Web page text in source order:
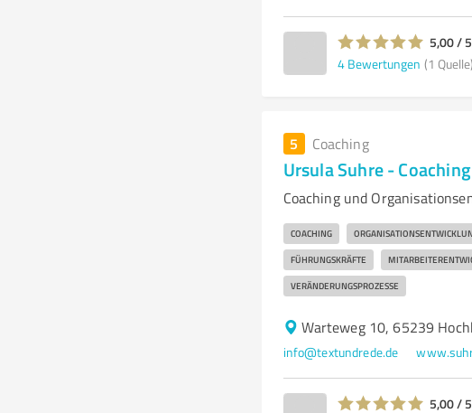
5,00 /
4 Bewertungen (1 Quelle)
5 Coaching
Ursula Suhre -
Coaching und
COACHING
FÜHRUNGSKRÄFTE
VERÄNDERUNGSPROZESSE
Warteweg 10, 65239
info@textundrede.de
5,00 /